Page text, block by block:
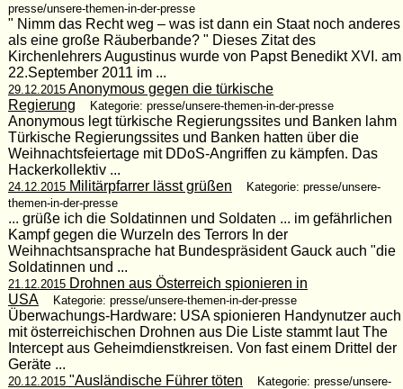
presse/unsere-themen-in-der-presse
" Nimm das Recht weg – was ist dann ein Staat noch anderes
als eine große Räuberbande? " Dieses Zitat des
Kirchenlehrers Augustinus wurde von Papst Benedikt XVI. am
22.September 2011 im ...
29.12.2015Anonymous gegen die türkische
Regierung
Kategorie: presse/unsere-themen-in-der-presse
Anonymous legt türkische Regierungssites und Banken lahm
Türkische Regierungssites und Banken hatten über die
Weihnachtsfeiertage mit DDoS-Angriffen zu kämpfen. Das
Hackerkollektiv ...
24.12.2015Militärpfarrer lässt grüßen
Kategorie: presse/unsere-
themen-in-der-presse
... grüße ich die Soldatinnen und Soldaten ... im gefährlichen
Kampf gegen die Wurzeln des Terrors In der
Weihnachtsansprache hat Bundespräsident Gauck auch "die
Soldatinnen und ...
21.12.2015Drohnen aus Österreich spionieren in
USA
Kategorie: presse/unsere-themen-in-der-presse
Überwachungs-Hardware: USA spionieren Handynutzer auch
mit österreichischen Drohnen aus Die Liste stammt laut The
Intercept aus Geheimdienstkreisen. Von fast einem Drittel der
Geräte ...
20.12.2015"Ausländische Führer töten
Kategorie: presse/unsere-